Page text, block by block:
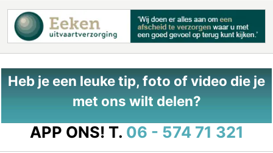
Heb je een leuke tip, foto of video die je
met ons wilt delen?
APP ONS! T. 06 - 574 71 321